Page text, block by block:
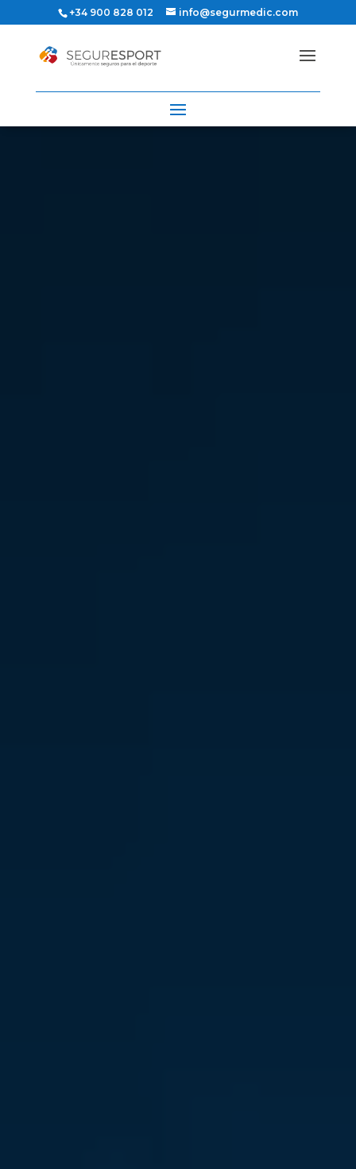
+34 900 828 012 info@segurmedic.com